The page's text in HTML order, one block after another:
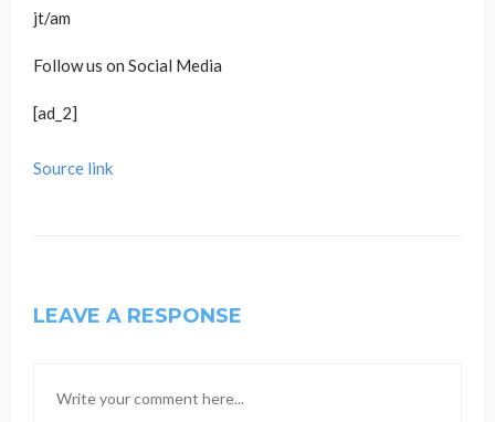
jt/am
Follow us on Social Media
[ad_2]
Source link
LEAVE A RESPONSE